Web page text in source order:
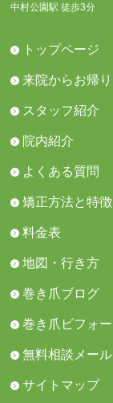
中村公園駅 徒歩3分
トップページ
来院からお帰
スタッフ紹介
院内紹介
よくある質問
矯正方法と特徴
料金表
地図・行き方
巻き爪ブログ
巻き爪ビフォ
無料相談メール
サイトマップ